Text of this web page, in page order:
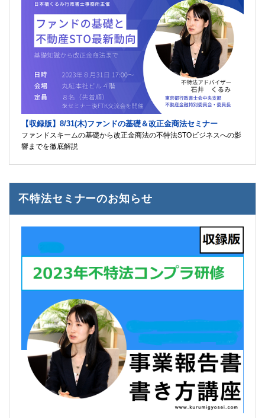
【収録版】8/31(木)ファンドの基礎＆改正金商法セミナー
ファンドスキームの基礎から改正金商法の不特法STOビジネスへの影
響までを徹底解説
不特法セミナーのお知らせ